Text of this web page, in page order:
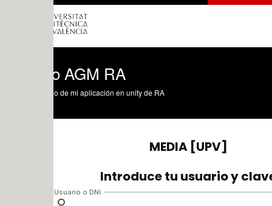
AGM RA
de mi aplicación en unity de RA